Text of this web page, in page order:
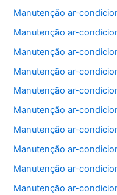
Manutenção ar-
Manutenção ar-
Manutenção ar-
Manutenção ar-
Manutenção ar-
Manutenção ar-
Manutenção ar-
Manutenção ar-
Manutenção ar-
Manutenção ar-